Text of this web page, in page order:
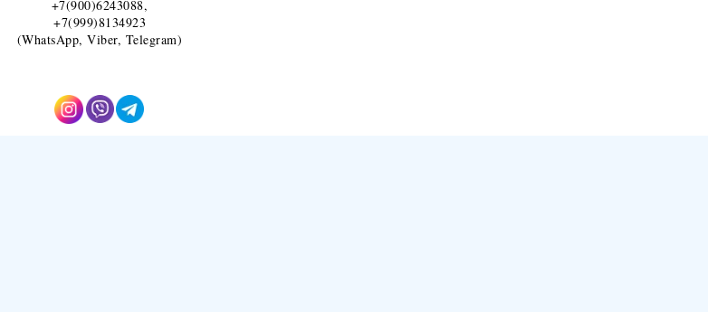
+7(900)6243088,
+7(999)8134923
(WhatsApp, Viber, Telegram)